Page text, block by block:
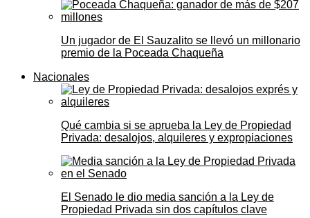
Un jugador de El Sauzalito se llevó un millonario
premio de la Poceada Chaqueña
Nacionales
Qué cambia si se aprueba la Ley de Propiedad
Privada: desalojos, alquileres y expropiaciones
El Senado le dio media sanción a la Ley de
Propiedad Privada sin dos capítulos clave